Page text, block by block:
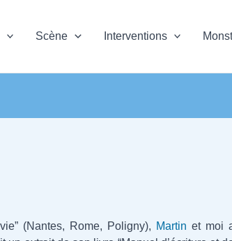
Scène Interventions
(Nantes, Rome, Poligny), Martin et moi